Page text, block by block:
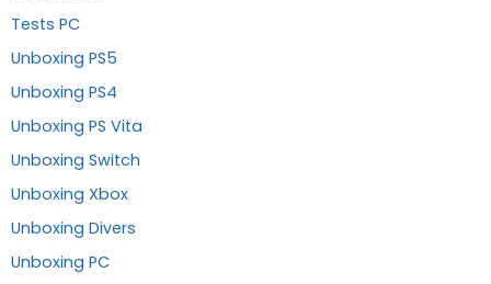
Tests PC
Unboxing PS5
Unboxing PS4
Unboxing PS Vita
Unboxing Switch
Unboxing Xbox
Unboxing Divers
Unboxing PC